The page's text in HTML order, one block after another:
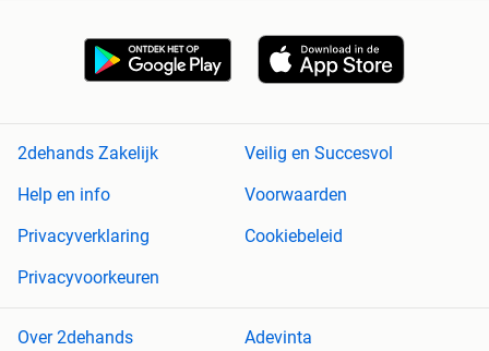
2dehands Zakelijk
Veilig en Succesvol
Help en info
Voorwaarden
Privacyverklaring
Cookiebeleid
Privacyvoorkeuren
Over 2dehands Adevinta